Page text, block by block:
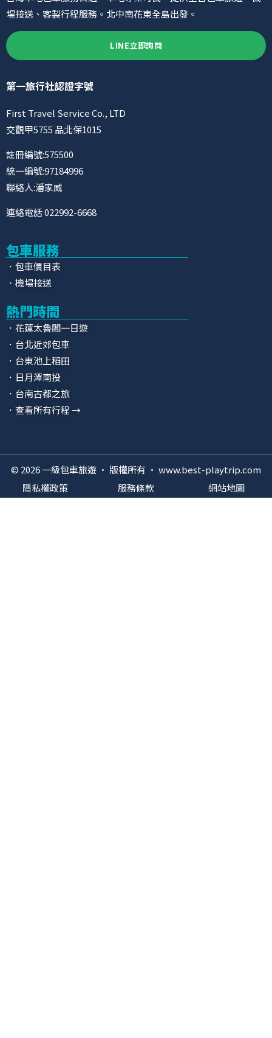
場接送、客製行程服務。北中南花東全島出發。
LINE立即詢問
第一旅行社認證字號
First Travel Service Co., LTD
交觀甲5755 品北保1015
註冊編號:575500
統一編號:97184996
聯絡人:潘家威
連絡電話 022992-6668
包車服務
．包車價目表
．機場接送
熱門時間
．花蓮太魯閣一日遊
．台北近郊包車
．台東池上稻田
．日月潭南投
．台南古都之旅
．查看所有行程 →
© 2026 一級包車旅遊 · 版權所有 · www.best-playtrip.com
隱私權政策
服務條款 網站地圖